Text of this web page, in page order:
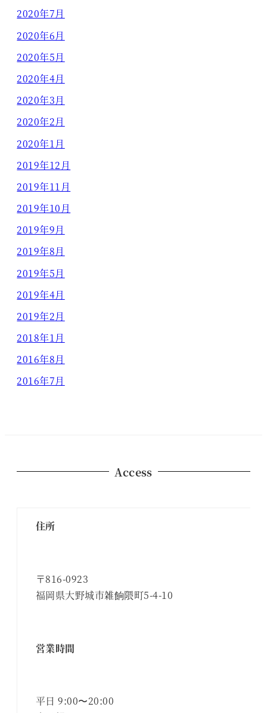
2020年7月
2020年6月
2020年5月
2020年4月
2020年3月
2020年2月
2020年1月
2019年12月
2019年11月
2019年10月
2019年9月
2019年8月
2019年5月
2019年4月
2019年2月
2018年1月
2016年8月
2016年7月
Access
住所
〒816-0923
福岡県大野城市雑餉隈町5-4-10
営業時間
平日 9:00〜20:00